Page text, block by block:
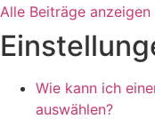
Alle Beiträge anzeigen
Wie kann ich
auswählen?